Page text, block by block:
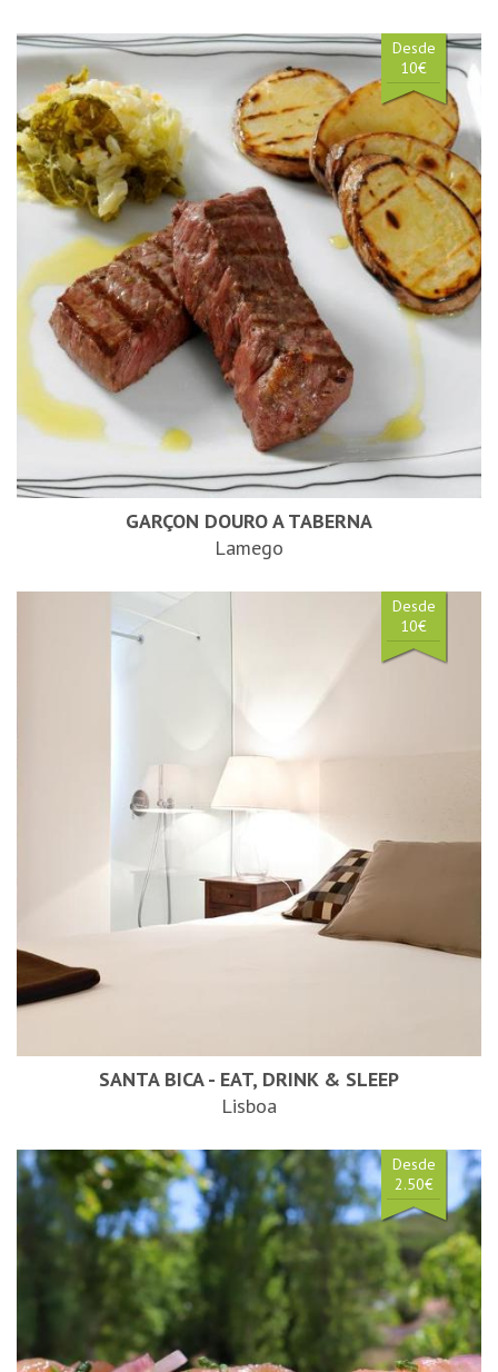
Desde
10€
GARÇON DOURO A TABERNA
Lamego
Desde
10€
SANTA BICA - EAT, DRINK & SLEEP
Lisboa
Desde
2.50€